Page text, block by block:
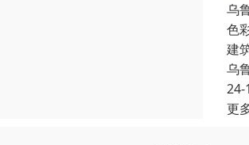
乌
色
建
乌
24-
更